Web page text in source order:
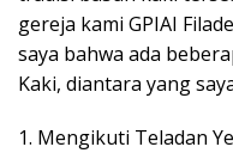
gereja kami GPIAI
saya bahwa ada
Kaki, diantara yang
1. Mengikuti Teladan